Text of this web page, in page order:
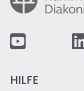
Fußzeile
HILFE